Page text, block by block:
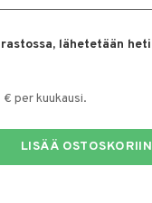
lähetetään heti
€ per kuukausi.
LISÄÄ OSTOSKORIIN